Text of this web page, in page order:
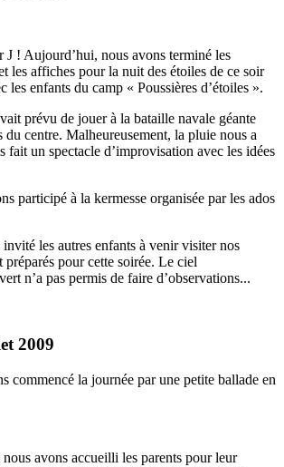
J ! Aujourd’hui, nous avons terminé les
les affiches pour la nuit des étoiles de ce soir
les enfants du camp « Poussières d’étoiles ».
prévu de jouer à la bataille navale géante
du centre. Malheureusement, la pluie nous a
fait un spectacle d’improvisation avec les idées
participé à la kermesse organisée par les ados
les autres enfants à venir visiter nos
préparés pour cette soirée. Le ciel
n’a pas permis de faire d’observations...
2009
commencé la journée par une petite ballade en
avons accueilli les parents pour leur